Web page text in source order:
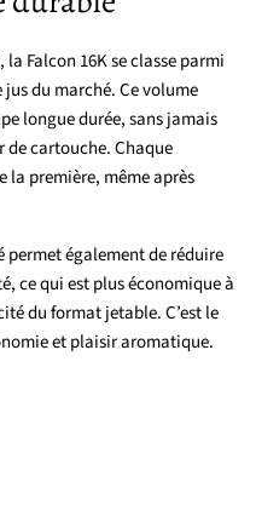
Falcon 16K se classe parmi
du marché. Ce volume
longue durée, sans jamais
cartouche. Chaque
la première, même après
permet également de réduire
ce qui est plus économique à
du format jetable. C’est le
et plaisir aromatique.